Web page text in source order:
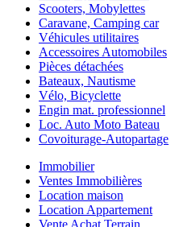
Scooters, Mobylettes
Caravane, Camping car
Véhicules utilitaires
Accessoires Automobiles
Pièces détachées
Bateaux, Nautisme
Vélo, Bicyclette
Engin mat. professionnel
Loc. Auto Moto Bateau
Covoiturage-Autopartage
Immobilier
Ventes Immobilières
Location maison
Location Appartement
Vente Achat Terrain